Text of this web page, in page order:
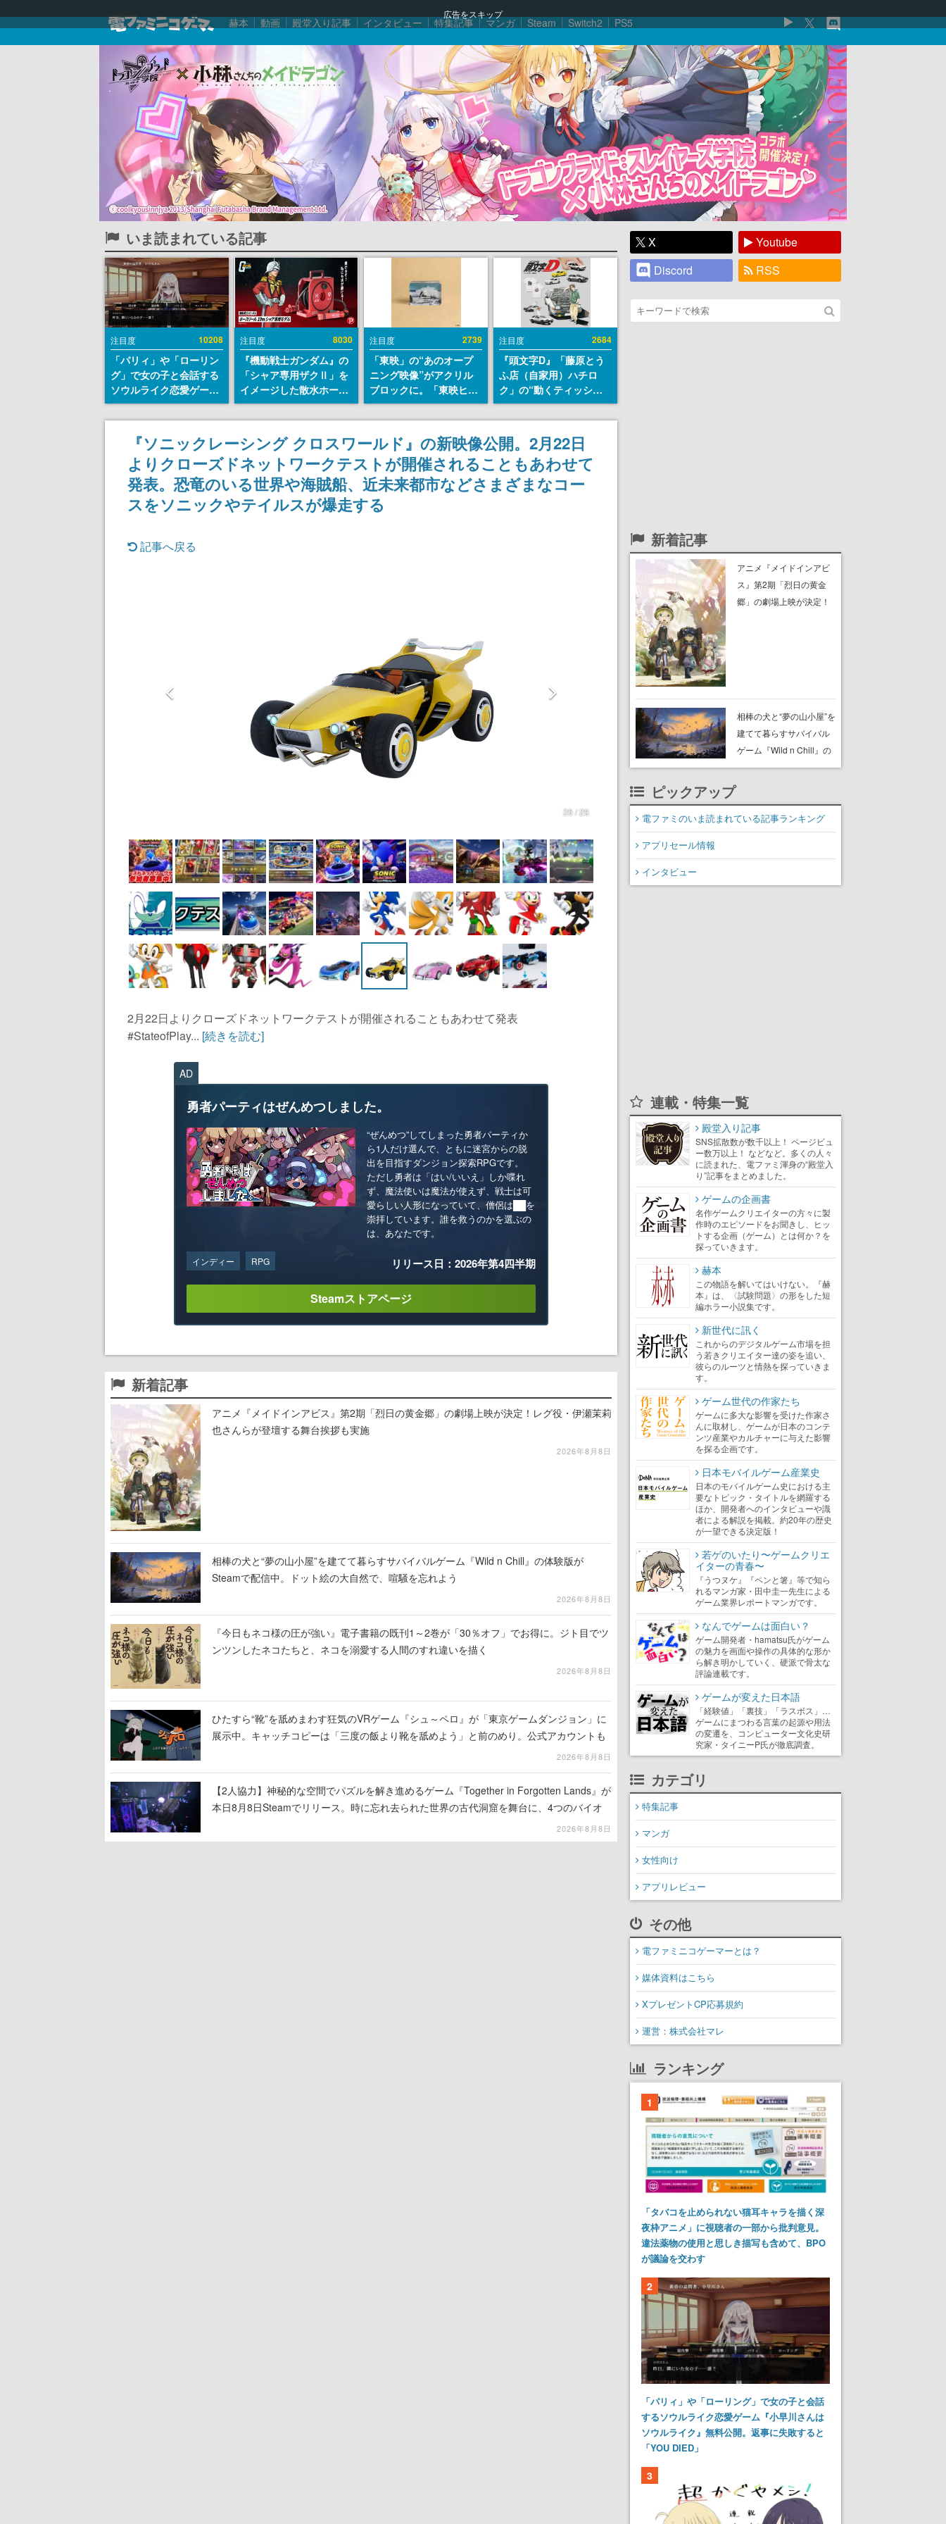
広告をスキップ
赫本 動画 殿堂入り記事 インタビュー 特集記事 マンガ Steam Switch2 PS5
いま読まれている記事
注目度 10208
「パリィ」や「ローリン
グ」で女の子と会話する
ソウルライク恋愛ゲーム
『小早川さんはソウルラ
イク』無料公開。返事に
失敗すると「YOU
DIED」
注目度 8030
『機動戦士ガンダム』の
「シャア専用ザクⅡ」を
イメージした散水ホース
リールが予約開始。本体
にはシャアのパーソナル
マークやジオン公国軍の
エンブレム、型式番号な
どを配置
注目度 2739
「東映」の“あのオープ
ニング映像”がアクリル
ブロックに。「東映ヒス
トリカル グッズコレクシ
ョン」が8月下旬より発
注目度 2684
『頭文字D』「藤原とう
ふ店（自家用）ハチロ
ク」の“動くティッシュ
ケース”が買えるポップ
アップショップが開催
へ。マンガの舞台である
群馬の「イオンモール高
崎」にて、8月11日から8
月20日までの期間限定で
開催予定
『ソニックレーシング クロスワールド』の新映像公開。2月22日
よりクローズドネットワークテストが開催されることもあわせて
発表。恐竜のいる世界や海賊船、近未来都市などさまざまなコー
スをソニックやテイルスが爆走する
記事へ戻る
26 / 29
2月22日よりクローズドネットワークテストが開催されることもあわせて発表
#StateofPlay... [続きを読む]
AD
勇者パーティはぜんめつしました。
“ぜんめつ”してしまった勇者パーティか
ら1人だけ選んで、ともに迷宮からの脱
出を目指すダンジョン探索RPGです。
ただし勇者は「はい/いいえ」しか喋れ
ず、魔法使いは魔法が使えず、戦士は可
愛らしい人形になっていて、僧侶は██を
崇拝しています。誰を救うのかを選ぶの
は、あなたです。
インディー RPG リリース日：2026年第4四半期
Steamストアページ
新着記事
アニメ『メイドインアビス』第2期「烈日の黄金郷」の劇場上映が決定！レグ役・伊瀬茉莉
也さんらが登壇する舞台挨拶も実施
2026年8月8日
相棒の犬と“夢の山小屋”を建てて暮らすサバイバルゲーム『Wild n Chill』の体験版が
Steamで配信中。ドット絵の大自然で、喧騒を忘れよう
2026年8月8日
『今日もネコ様の圧が強い』電子書籍の既刊1～2巻が「30％オフ」でお得に。ジト目でツ
ンツンしたネコたちと、ネコを溺愛する人間のすれ違いを描く
2026年8月8日
ひたすら“靴”を舐めまわす狂気のVRゲーム『シュ～ペロ』が「東京ゲームダンジョン」に
展示中。キャッチコピーは「三度の飯より靴を舐めよう」と前のめり。公式アカウントも
2026年8月8日
【2人協力】神秘的な空間でパズルを解き進めるゲーム『Together in Forgotten Lands』が
本日8月8日Steamでリリース。時に忘れ去られた世界の古代洞窟を舞台に、4つのバイオ
2026年8月8日
X
Youtube
Discord
RSS
新着記事
アニメ『メイドインアビ
ス』第2期「烈日の黄金
郷」の劇場上映が決定！
相棒の犬と“夢の山小屋”を
建てて暮らすサバイバル
ゲーム『Wild n Chill』の
体験版がSteamで配信
ピックアップ
電ファミのいま読まれている記事ランキング
アプリセール情報
インタビュー
連載・特集一覧
殿堂入り記事
SNS拡散数が数千以上！ ページビュ
ー数万以上！ などなど。多くの人々
に読まれた、電ファミ渾身の“殿堂入
り”記事をまとめました。
ゲームの企画書
名作ゲームクリエイターの方々に製
作時のエピソードをお聞きし、ヒッ
トする企画（ゲーム）とは何か？を
探っていきます。
赫本
この物語を解いてはいけない。『赫
本』は、〈試験問題〉の形をした短
編ホラー小説集です。
新世代に訊く
これからのデジタルゲーム市場を担
う若きクリエイター達の姿を追い、
彼らのルーツと情熱を探っていきま
す。
ゲーム世代の作家たち
ゲームに多大な影響を受けた作家さ
んに取材し、ゲームが日本のコンテ
ンツ産業やカルチャーに与えた影響
を探る企画です。
日本モバイルゲーム産業史
日本のモバイルゲーム史における主
要なトピック・タイトルを網羅する
ほか、開発者へのインタビューや識
者による解説を掲載。約20年の歴史
が一望できる決定版！
若ゲのいたり〜ゲームクリエ
イターの青春〜
『うつヌケ』『ペンと箸』等で知ら
れるマンガ家・田中圭一先生による
ゲーム業界レポートマンガです。
なんでゲームは面白い？
ゲーム開発者・hamatsu氏がゲーム
の魅力を画面や操作の具体的な形か
ら解き明かしていく、硬派で骨太な
評論連載です。
ゲームが変えた日本語
「経験値」「裏技」「ラスボス」…
ゲームにまつわる言葉の起源や用法
の変遷を、コンピューター文化史研
究家・タイニーP氏が徹底調査。
カテゴリ
特集記事
マンガ
女性向け
アプリレビュー
その他
電ファミニコゲーマーとは？
媒体資料はこちら
XプレゼントCP応募規約
運営：株式会社マレ
ランキング
1
「タバコを止められない猫耳キャラを描く深
夜枠アニメ」に視聴者の一部から批判意見。
違法薬物の使用と思しき描写も含めて、BPO
が議論を交わす
2
「パリィ」や「ローリング」で女の子と会話
するソウルライク恋愛ゲーム『小早川さんは
ソウルライク』無料公開。返事に失敗すると
「YOU DIED」
3